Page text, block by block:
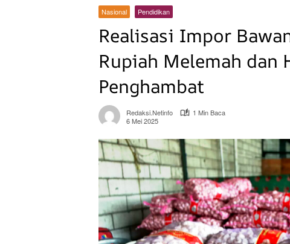
Nasional Pendidikan
Realisasi Impor
Rupiah Melemah dan
Penghambat
Redaksi.netinfo
1 Min Baca
6 Mei 2025